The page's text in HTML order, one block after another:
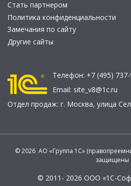
Стать партнером
Политика конфиденциальности
Замечания по сайту
Другие сайты
Телефон: +7 (495)
Email: site_v8@1c.ru
Отдел продаж: г. Москва, улица
© 2026 АО «Группа 1С»
защищены
© 2011- 2026 ООО «1С-